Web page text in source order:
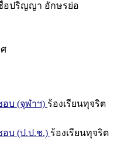
อปริญญา อักษรย่อ
บ (จุฬาฯ) ร้องเรียนทุจริต
อบ (ป.ป.ช.) ร้องเรียนทุจริต